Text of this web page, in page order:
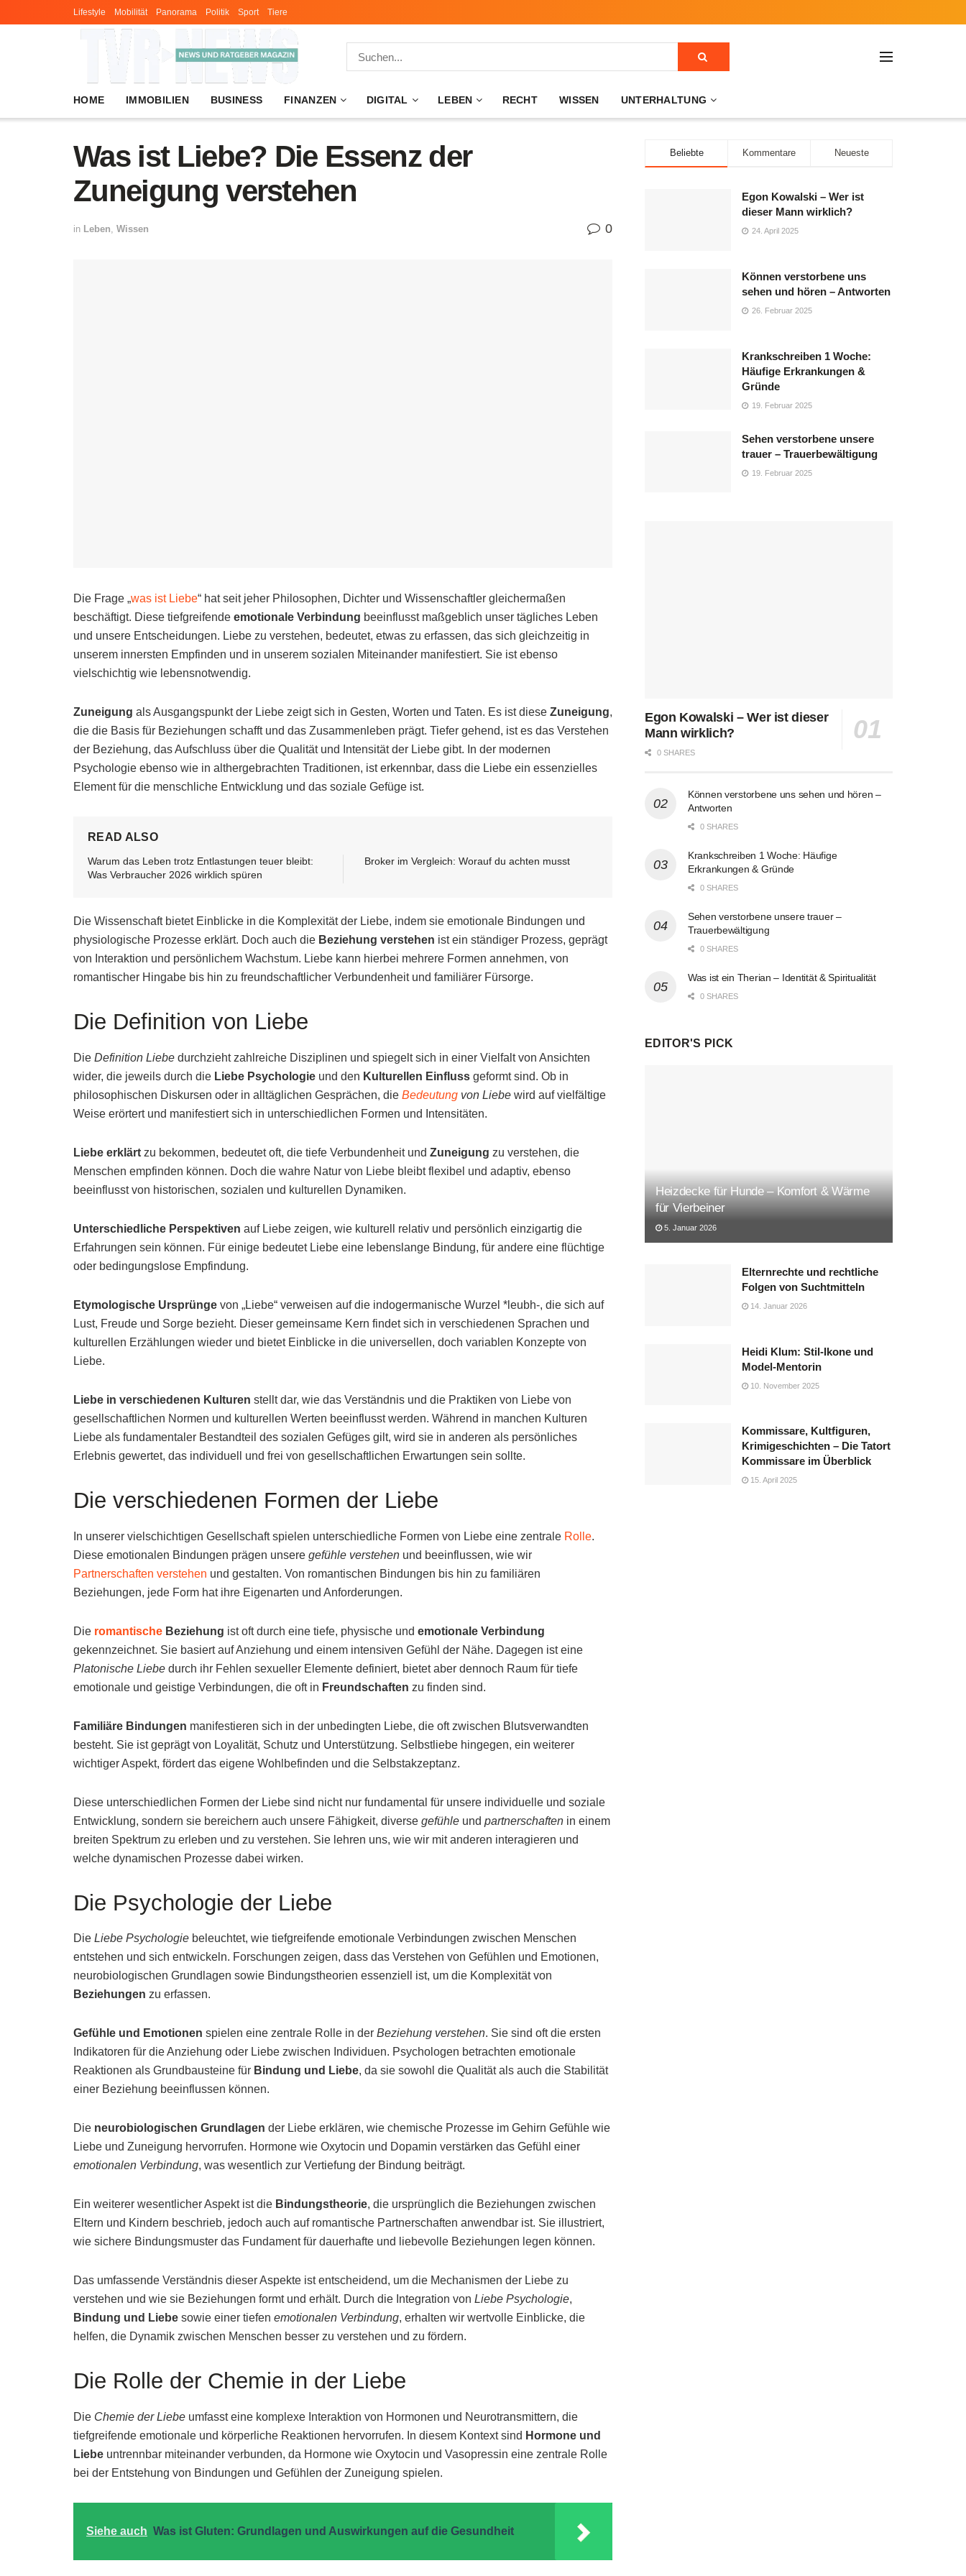
Lifestyle Mobilität Panorama Politik Sport Tiere
HOME IMMOBILIEN BUSINESS FINANZEN DIGITAL LEBEN RECHT WISSEN UNTERHALTUNG
Was ist Liebe? Die Essenz der
Zuneigung verstehen
in Leben Wissen 0
Die Frage „was ist Liebe“ hat seit jeher Philosophen, Dichter und Wissenschaftler gleichermaßen
beschäftigt. Diese tiefgreifende emotionale Verbindung beeinflusst maßgeblich unser tägliches Leben
und unsere Entscheidungen. Liebe zu verstehen, bedeutet, etwas zu erfassen, das sich gleichzeitig in
unserem innersten Empfinden und in unserem sozialen Miteinander manifestiert. Sie ist ebenso
vielschichtig wie lebensnotwendig.
Zuneigung als Ausgangspunkt der Liebe zeigt sich in Gesten, Worten und Taten. Es ist diese Zuneigung,
die die Basis für Beziehungen schafft und das Zusammenleben prägt. Tiefer gehend, ist es das Verstehen
der Beziehung, das Aufschluss über die Qualität und Intensität der Liebe gibt. In der modernen
Psychologie ebenso wie in althergebrachten Traditionen, ist erkennbar, dass die Liebe ein essenzielles
Element für die menschliche Entwicklung und das soziale Gefüge ist.
READ ALSO
Warum das Leben trotz Entlastungen teuer bleibt:
Was Verbraucher 2026 wirklich spüren
Broker im Vergleich: Worauf du achten musst
Die Wissenschaft bietet Einblicke in die Komplexität der Liebe, indem sie emotionale Bindungen und
physiologische Prozesse erklärt. Doch auch die Beziehung verstehen ist ein ständiger Prozess, geprägt
von Interaktion und persönlichem Wachstum. Liebe kann hierbei mehrere Formen annehmen, von
romantischer Hingabe bis hin zu freundschaftlicher Verbundenheit und familiärer Fürsorge.
Die Definition von Liebe
Die Definition Liebe durchzieht zahlreiche Disziplinen und spiegelt sich in einer Vielfalt von Ansichten
wider, die jeweils durch die Liebe Psychologie und den Kulturellen Einfluss geformt sind. Ob in
philosophischen Diskursen oder in alltäglichen Gesprächen, die Bedeutung von Liebe wird auf vielfältige
Weise erörtert und manifestiert sich in unterschiedlichen Formen und Intensitäten.
Liebe erklärt zu bekommen, bedeutet oft, die tiefe Verbundenheit und Zuneigung zu verstehen, die
Menschen empfinden können. Doch die wahre Natur von Liebe bleibt flexibel und adaptiv, ebenso
beeinflusst von historischen, sozialen und kulturellen Dynamiken.
Unterschiedliche Perspektiven auf Liebe zeigen, wie kulturell relativ und persönlich einzigartig die
Erfahrungen sein können. Für einige bedeutet Liebe eine lebenslange Bindung, für andere eine flüchtige
oder bedingungslose Empfindung.
Etymologische Ursprünge von „Liebe“ verweisen auf die indogermanische Wurzel *leubh-, die sich auf
Lust, Freude und Sorge bezieht. Dieser gemeinsame Kern findet sich in verschiedenen Sprachen und
kulturellen Erzählungen wieder und bietet Einblicke in die universellen, doch variablen Konzepte von
Liebe.
Liebe in verschiedenen Kulturen stellt dar, wie das Verständnis und die Praktiken von Liebe von
gesellschaftlichen Normen und kulturellen Werten beeinflusst werden. Während in manchen Kulturen
Liebe als fundamentaler Bestandteil des sozialen Gefüges gilt, wird sie in anderen als persönliches
Erlebnis gewertet, das individuell und frei von gesellschaftlichen Erwartungen sein sollte.
Die verschiedenen Formen der Liebe
In unserer vielschichtigen Gesellschaft spielen unterschiedliche Formen von Liebe eine zentrale Rolle.
Diese emotionalen Bindungen prägen unsere gefühle verstehen und beeinflussen, wie wir
Partnerschaften verstehen und gestalten. Von romantischen Bindungen bis hin zu familiären
Beziehungen, jede Form hat ihre Eigenarten und Anforderungen.
Die romantische Beziehung ist oft durch eine tiefe, physische und emotionale Verbindung
gekennzeichnet. Sie basiert auf Anziehung und einem intensiven Gefühl der Nähe. Dagegen ist eine
Platonische Liebe durch ihr Fehlen sexueller Elemente definiert, bietet aber dennoch Raum für tiefe
emotionale und geistige Verbindungen, die oft in Freundschaften zu finden sind.
Familiäre Bindungen manifestieren sich in der unbedingten Liebe, die oft zwischen Blutsverwandten
besteht. Sie ist geprägt von Loyalität, Schutz und Unterstützung. Selbstliebe hingegen, ein weiterer
wichtiger Aspekt, fördert das eigene Wohlbefinden und die Selbstakzeptanz.
Diese unterschiedlichen Formen der Liebe sind nicht nur fundamental für unsere individuelle und soziale
Entwicklung, sondern sie bereichern auch unsere Fähigkeit, diverse gefühle und partnerschaften in einem
breiten Spektrum zu erleben und zu verstehen. Sie lehren uns, wie wir mit anderen interagieren und
welche dynamischen Prozesse dabei wirken.
Die Psychologie der Liebe
Die Liebe Psychologie beleuchtet, wie tiefgreifende emotionale Verbindungen zwischen Menschen
entstehen und sich entwickeln. Forschungen zeigen, dass das Verstehen von Gefühlen und Emotionen,
neurobiologischen Grundlagen sowie Bindungstheorien essenziell ist, um die Komplexität von
Beziehungen zu erfassen.
Gefühle und Emotionen spielen eine zentrale Rolle in der Beziehung verstehen. Sie sind oft die ersten
Indikatoren für die Anziehung oder Liebe zwischen Individuen. Psychologen betrachten emotionale
Reaktionen als Grundbausteine für Bindung und Liebe, da sie sowohl die Qualität als auch die Stabilität
einer Beziehung beeinflussen können.
Die neurobiologischen Grundlagen der Liebe erklären, wie chemische Prozesse im Gehirn Gefühle wie
Liebe und Zuneigung hervorrufen. Hormone wie Oxytocin und Dopamin verstärken das Gefühl einer
emotionalen Verbindung, was wesentlich zur Vertiefung der Bindung beiträgt.
Ein weiterer wesentlicher Aspekt ist die Bindungstheorie, die ursprünglich die Beziehungen zwischen
Eltern und Kindern beschrieb, jedoch auch auf romantische Partnerschaften anwendbar ist. Sie illustriert,
wie sichere Bindungsmuster das Fundament für dauerhafte und liebevolle Beziehungen legen können.
Das umfassende Verständnis dieser Aspekte ist entscheidend, um die Mechanismen der Liebe zu
verstehen und wie sie Beziehungen formt und erhält. Durch die Integration von Liebe Psychologie,
Bindung und Liebe sowie einer tiefen emotionalen Verbindung, erhalten wir wertvolle Einblicke, die
helfen, die Dynamik zwischen Menschen besser zu verstehen und zu fördern.
Die Rolle der Chemie in der Liebe
Die Chemie der Liebe umfasst eine komplexe Interaktion von Hormonen und Neurotransmittern, die
tiefgreifende emotionale und körperliche Reaktionen hervorrufen. In diesem Kontext sind Hormone und
Liebe untrennbar miteinander verbunden, da Hormone wie Oxytocin und Vasopressin eine zentrale Rolle
bei der Entstehung von Bindungen und Gefühlen der Zuneigung spielen.
Siehe auch Was ist Gluten: Grundlagen und Auswirkungen auf die Gesundheit
Beliebte Kommentare Neueste
Egon Kowalski – Wer ist
dieser Mann wirklich?
24. April 2025
Können verstorbene uns
sehen und hören – Antworten
26. Februar 2025
Krankschreiben 1 Woche:
Häufige Erkrankungen &
Gründe
19. Februar 2025
Sehen verstorbene unsere
trauer – Trauerbewältigung
19. Februar 2025
Egon Kowalski – Wer ist dieser
Mann wirklich?
0 SHARES
Können verstorbene uns sehen und hören –
Antworten
0 SHARES
Krankschreiben 1 Woche: Häufige
Erkrankungen & Gründe
0 SHARES
Sehen verstorbene unsere trauer –
Trauerbewältigung
0 SHARES
Was ist ein Therian – Identität & Spiritualität
0 SHARES
EDITOR'S PICK
Heizdecke für Hunde – Komfort & Wärme
für Vierbeiner
5. Januar 2026
Elternrechte und rechtliche
Folgen von Suchtmitteln
14. Januar 2026
Heidi Klum: Stil-Ikone und
Model-Mentorin
10. November 2025
Kommissare, Kultfiguren,
Krimigeschichten – Die Tatort
Kommissare im Überblick
15. April 2025